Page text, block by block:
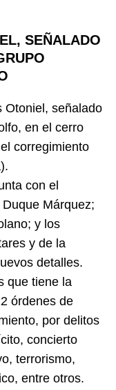
SEÑALADO
Otoniel, señalado
en el cerro
corregimiento
con el
Márquez;
y los
y de la
detalles.
que tiene la
órdenes de
por delitos
concierto
terrorismo,
entre otros.